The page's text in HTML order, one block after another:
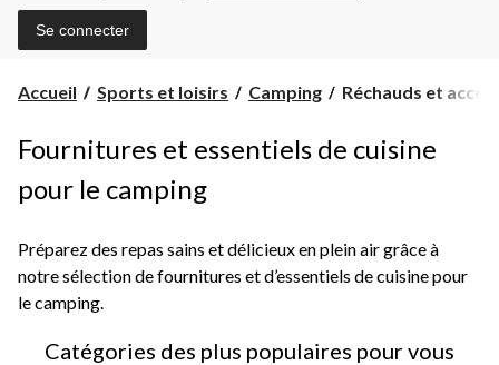
Se connecter
Accueil Sports et loisirs Camping
Réchauds
de
Réchauds et
Fournitures et essentiels de cuisine
pour le camping
Préparez des repas sains et délicieux en plein air grâce à
notre sélection de fournitures et d’essentiels de cuisine pour
le camping.
Catégories des plus populaires pour vous